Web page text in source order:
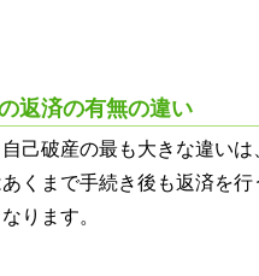
返済の有無の違い
己破産の最も大きな違い
くまで手続き後も返済を
ります。